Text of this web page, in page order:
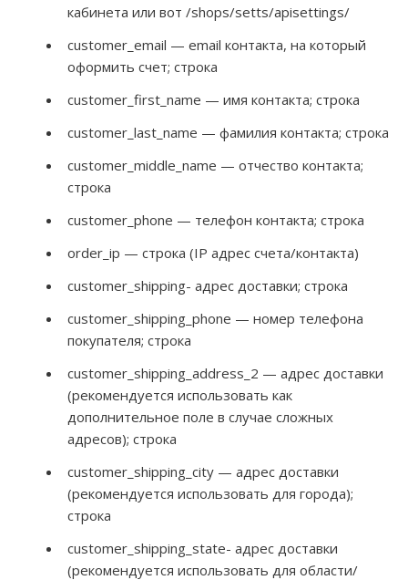
кабинета или вот /shops/setts/apisettings/
customer_email — email контакта, на который
оформить счет; строка
customer_first_name — имя контакта; строка
customer_last_name — фамилия контакта; строка
customer_middle_name — отчество контакта;
строка
customer_phone — телефон контакта; строка
order_ip — строка (IP адрес счета/контакта)
customer_shipping- адрес доставки; строка
customer_shipping_phone — номер телефона
покупателя; строка
customer_shipping_address_2 — адрес доставки
(рекомендуется использовать как
дополнительное поле в случае сложных
адресов); строка
customer_shipping_city — адрес доставки
(рекомендуется использовать для города);
строка
customer_shipping_state- адрес доставки
(рекомендуется использовать для области/